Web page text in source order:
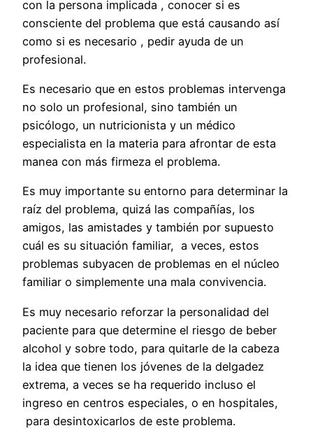
con la persona implicada , conocer si es
consciente del problema que está causando así
como si es necesario , pedir ayuda de un
profesional.
Es necesario que en estos problemas intervenga
no solo un profesional, sino también un
psicólogo, un nutricionista y un médico
especialista en la materia para afrontar de esta
manea con más firmeza el problema.
Es muy importante su entorno para determinar la
raíz del problema, quizá las compañías, los
amigos, las amistades y también por supuesto
cuál es su situación familiar, a veces, estos
problemas subyacen de problemas en el núcleo
familiar o simplemente una mala convivencia.
Es muy necesario reforzar la personalidad del
paciente para que determine el riesgo de beber
alcohol y sobre todo, para quitarle de la cabeza
la idea que tienen los jóvenes de la delgadez
extrema, a veces se ha requerido incluso el
ingreso en centros especiales, o en hospitales,
para desintoxicarlos de este problema.